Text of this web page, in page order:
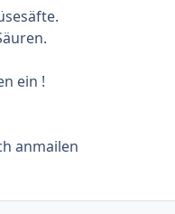
ein !
anmailen